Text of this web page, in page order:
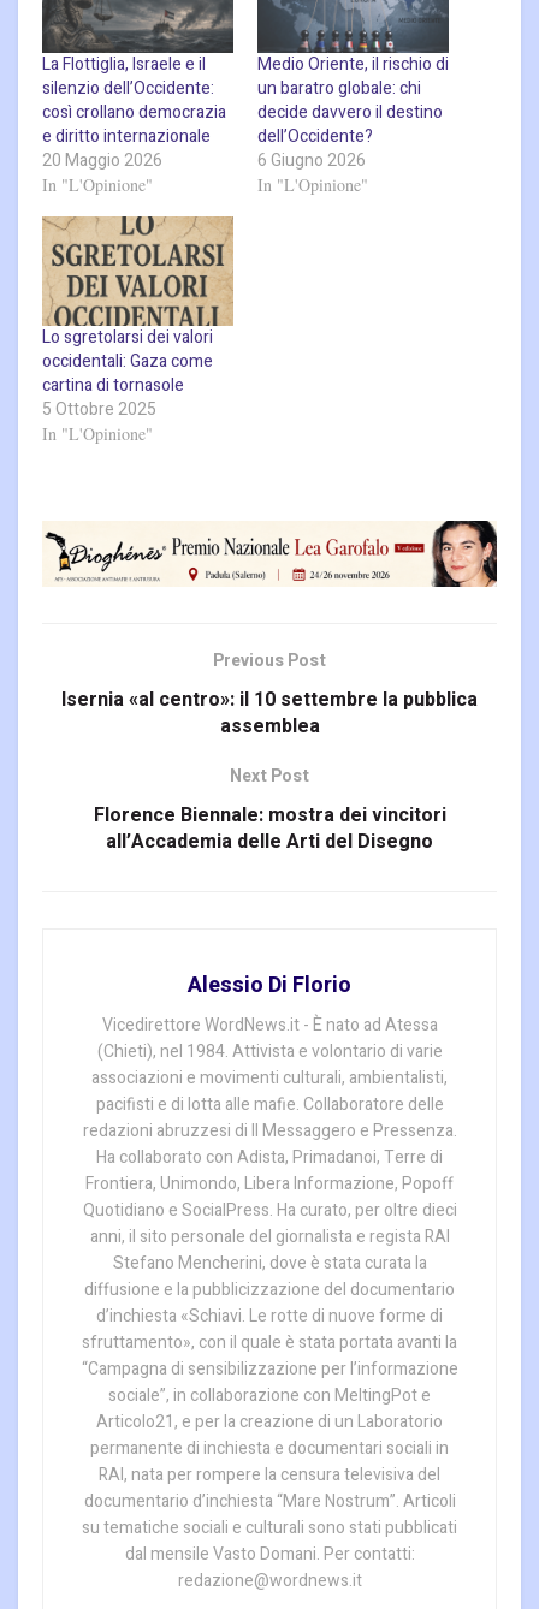
La Flottiglia, Israele e il
silenzio dell’Occidente:
così crollano democrazia
e diritto internazionale
20 Maggio 2026
In "L'Opinione"
Medio Oriente, il rischio di
un baratro globale: chi
decide davvero il destino
dell’Occidente?
6 Giugno 2026
In "L'Opinione"
Lo sgretolarsi dei valori
occidentali: Gaza come
cartina di tornasole
5 Ottobre 2025
In "L'Opinione"
Previous Post
Isernia «al centro»: il 10 settembre la pubblica
assemblea
Next Post
Florence Biennale: mostra dei vincitori
all’Accademia delle Arti del Disegno
Alessio Di Florio
Vicedirettore WordNews.it - È nato ad Atessa
(Chieti), nel 1984. Attivista e volontario di varie
associazioni e movimenti culturali, ambientalisti,
pacifisti e di lotta alle mafie. Collaboratore delle
redazioni abruzzesi di Il Messaggero e Pressenza.
Ha collaborato con Adista, Primadanoi, Terre di
Frontiera, Unimondo, Libera Informazione, Popoff
Quotidiano e SocialPress. Ha curato, per oltre dieci
anni, il sito personale del giornalista e regista RAI
Stefano Mencherini, dove è stata curata la
diffusione e la pubblicizzazione del documentario
d’inchiesta «Schiavi. Le rotte di nuove forme di
sfruttamento», con il quale è stata portata avanti la
“Campagna di sensibilizzazione per l’informazione
sociale”, in collaborazione con MeltingPot e
Articolo21, e per la creazione di un Laboratorio
permanente di inchiesta e documentari sociali in
RAI, nata per rompere la censura televisiva del
documentario d’inchiesta “Mare Nostrum”. Articoli
su tematiche sociali e culturali sono stati pubblicati
dal mensile Vasto Domani. Per contatti:
redazione@wordnews.it